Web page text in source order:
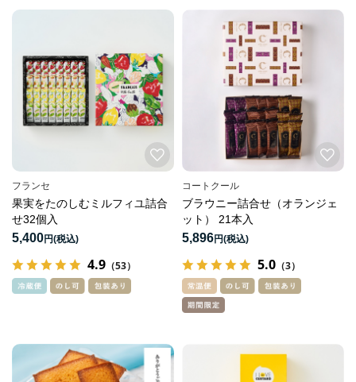
フランセ
果実をたのしむミルフィユ詰合
せ32個入
5,400円
4.9 （53）
コートクール
ブラウニー詰合せ（オランジェ
ット） 21本入
5,896円
5.0 （3）